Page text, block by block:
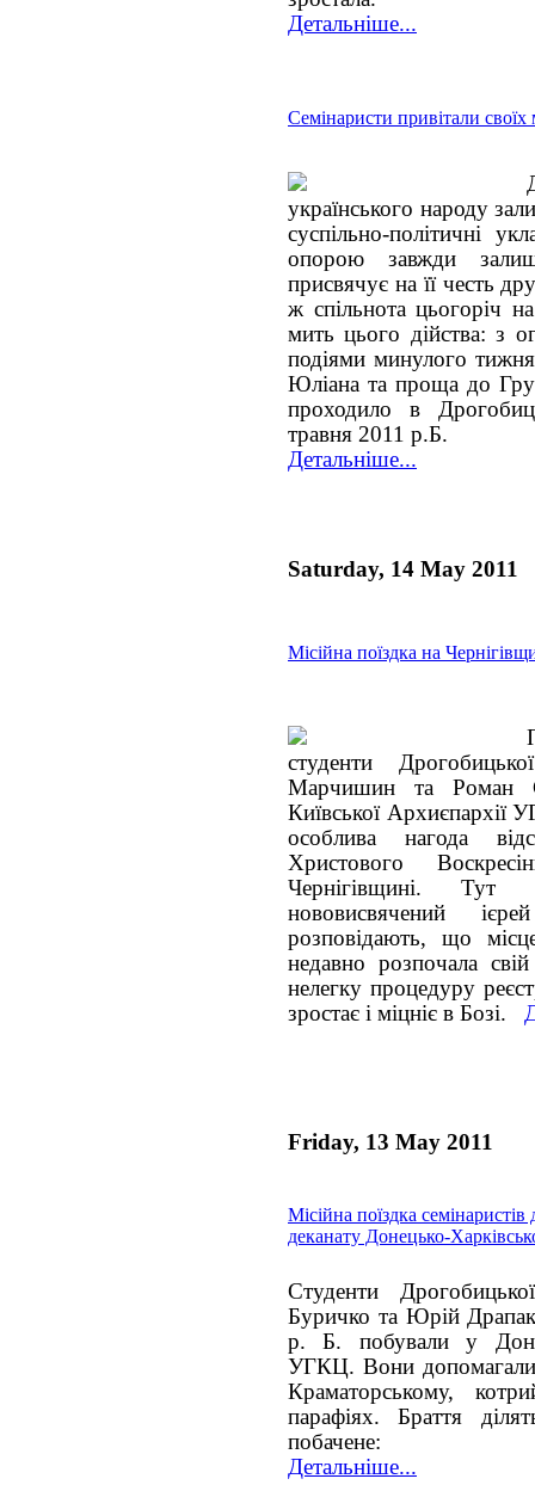
Детальніше...
Семінаристи привітали своїх
українського народу
суспільно-політичні
опорою завжди
присвячує на її честь
ж спільнота цьогоріч
мить цього дійства: з
подіями минулого
Юліана та проща до
проходило в
травня 2011 р.Б.
Детальніше...
Saturday, 14 May 2011
Місійна поїздка на
студенти
Марчишин та Роман
Київської Архиєпархії
особлива нагода
Христового
Чернігівщині. Тут
нововисвячений
розповідають, що
недавно розпочала
нелегку процедуру
зростає і міцніє в Бозі.
Friday, 13 May 2011
Місійна поїздка
деканату Донецько-
Студенти
Буричко та Юрій
р. Б. побували у
УГКЦ. Вони допомагали
Краматорському,
парафіях. Браття
побачене:
Детальніше...